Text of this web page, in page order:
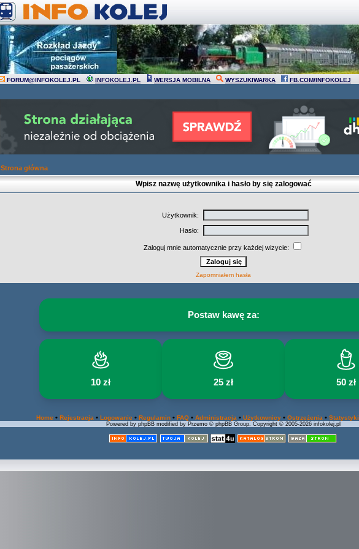
FORUM@INFOKOLEJ.PL INFOKOLEJ.PL WERSJA MOBILNA WYSZUKIWARKA FB.COM/INFOKOLEJ
Strona główna
Wpisz nazwę użytkownika i hasło by się zalogować
Użytkownik:
Hasło:
Zaloguj mnie automatycznie przy każdej wizycie:
Zapomniałem hasła
Postaw kawę za:
10 zł 25 zł 50 zł
Home • Rejestracja • Logowanie • Regulamin • FAQ • Administracja • Użytkownicy • Ostrzeżenia • Statystyki
Powered by phpBB modified by Przemo © phpBB Group. Copyright © 2005-2026 infokolej.pl